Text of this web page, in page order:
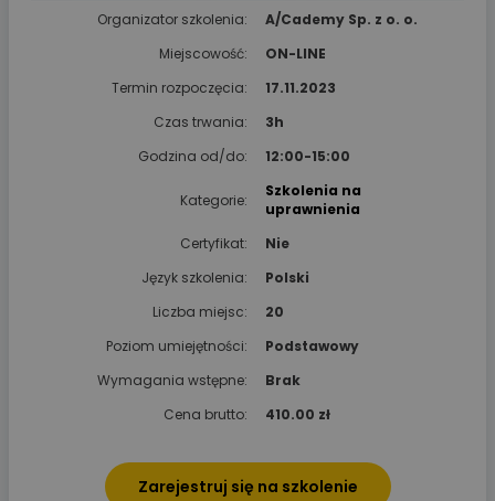
Organizator szkolenia:
A/Cademy Sp. z o. o.
Miejscowość:
ON-LINE
Termin rozpoczęcia:
17.11.2023
Czas trwania:
3h
Godzina od/do:
12:00-15:00
Kategorie:
Szkolenia na
uprawnienia
Certyfikat:
Nie
Język szkolenia:
Polski
Liczba miejsc:
20
Poziom umiejętności:
Podstawowy
Wymagania wstępne:
Brak
Cena brutto:
410.00 zł
Zarejestruj się na szkolenie